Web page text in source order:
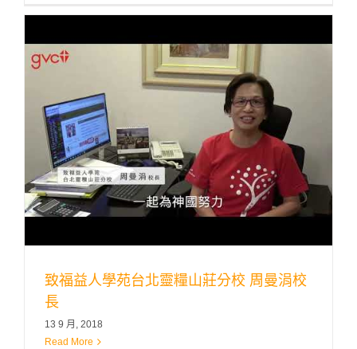
致福益人學苑台北靈糧山莊分校 周曼涓校
長
13 9 月, 2018
Read More